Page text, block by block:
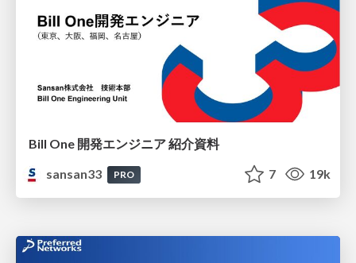
Bill One 開発エンジニア 紹介資料
sansan33
PRO 7 19k